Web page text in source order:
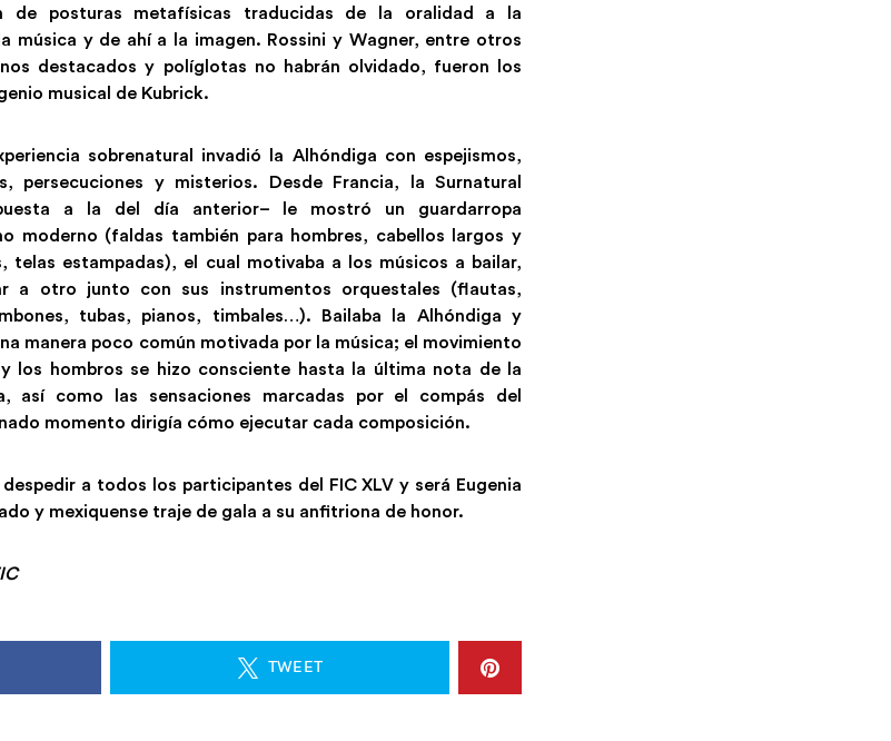
de posturas metafísicas traducidas de la oralidad a la
música y de ahí a la imagen. Rossini y Wagner, entre otros
destacados y políglotas no habrán olvidado, fueron los
musical de Kubrick.
sobrenatural invadió la Alhóndiga con espejismos,
persecuciones y misterios. Desde Francia, la Surnatural
a la del día anterior– le mostró un guardarropa
moderno (faldas también para hombres, cabellos largos y
telas estampadas), el cual motivaba a los músicos a bailar,
a otro junto con sus instrumentos orquestales (flautas,
tubas, pianos, timbales…). Bailaba la Alhóndiga y
manera poco común motivada por la música; el movimiento
los hombros se hizo consciente hasta la última nota de la
así como las sensaciones marcadas por el compás del
momento dirigía cómo ejecutar cada composición.
a todos los participantes del FIC XLV y será Eugenia
y mexiquense traje de gala a su anfitriona de honor.
TWEET